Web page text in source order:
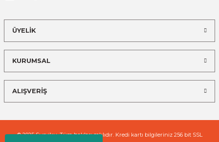
ÜYELİK
KURUMSAL
ALIŞVERİŞ
© 2025 Surviku. Tüm hakları saklıdır. Kredi kartı bilgileriniz 256 bit SSL